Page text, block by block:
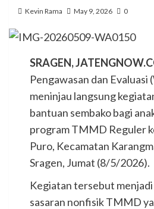
Kevin Rama May 9, 2026 0
SRAGEN,
Pengawasan dan Evaluasi
meninjau langsung
bantuan sembako bagi
program TMMD Reguler
Puro, Kecamatan
Sragen, Jumat (8/5/2026).
Kegiatan tersebut
sasaran nonfisik TMMD